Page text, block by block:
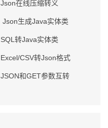
Json在线压缩转义
Json生成Java实体类
SQL转Java实体类
Excel/CSV转Json格式
JSON和GET参数互转